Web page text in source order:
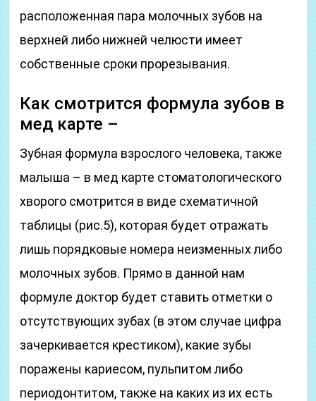
расположенная пара молочных зубов на
верхней либо нижней челюсти имеет
собственные сроки прорезывания.
Как смотрится формула зубов в
мед карте –
Зубная формула взрослого человека, также
малыша – в мед карте стоматологического
хворого смотрится в виде схематичной
таблицы (рис.5), которая будет отражать
лишь порядковые номера неизменных либо
молочных зубов. Прямо в данной нам
формуле доктор будет ставить отметки о
отсутствующих зубах (в этом случае цифра
зачеркивается крестиком), какие зубы
поражены кариесом, пульпитом либо
периодонтитом, также на каких из их есть